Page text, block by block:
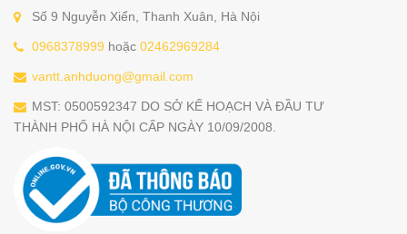
Số 9 Nguyễn Xiển, Thanh Xuân, Hà Nội
0968378999 hoặc 02462969284
vantt.anhduong@gmail.com
MST: 0500592347 DO SỞ KẾ HOẠCH VÀ ĐẦU TƯ
THÀNH PHỐ HÀ NỘI CẤP NGÀY 10/09/2008.